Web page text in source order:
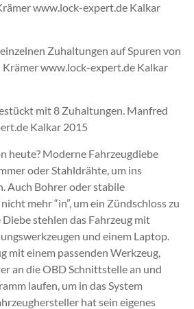
www.lock-expert.de Kalkar
Zuhaltungen auf Spuren von
www.lock-expert.de Kalkar
mit 8 Zuhaltungen. Manfred
Kalkar 2015
heute? Moderne Fahrzeugdiebe
oder Stahldrähte, um ins
Auch Bohrer oder stabile
mehr “in”, um ein Zündschloss zu
stehlen das Fahrzeug mit
und einem Laptop.
mit einem passenden Werkzeug,
an die OBD Schnittstelle an und
laufen, um in das System
hat sein eigenes